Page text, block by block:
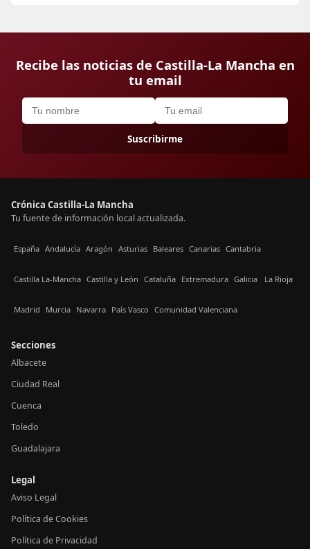
Recibe las noticias de Castilla-La Mancha en
tu email
Suscribirme
Crónica Castilla-La Mancha
Tu fuente de información local actualizada.
España Andalucía Aragón Asturias Baleares Canarias Cantabria
Castilla La-Mancha Castilla y León Cataluña Extremadura Galicia La Rioja
Madrid Murcia Navarra País Vasco Comunidad Valenciana
Secciones
Albacete
Ciudad Real
Cuenca
Toledo
Guadalajara
Legal
Aviso Legal
Política de Cookies
Política de Privacidad